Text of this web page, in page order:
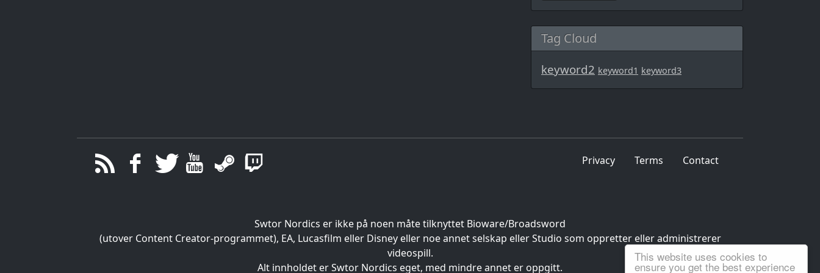
This website uses cookies to
ensure you get the best experience
Tag Cloud
keyword2 keyword1 keyword3
Privacy Terms Contact
Swtor Nordics er ikke på noen måte tilknyttet Bioware/Broadsword
(utover Content Creator-programmet), EA, Lucasfilm eller Disney eller noe annet selskap eller Studio som oppretter eller administrerer
videospill.
Alt innholdet er Swtor Nordics eget, med mindre annet er oppgitt.